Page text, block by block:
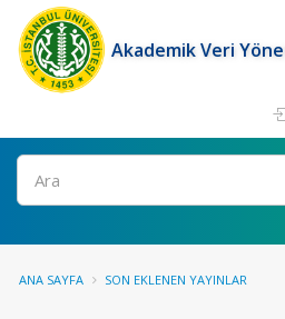
Akademik Veri
Ara
ANA SAYFA SON EKLENEN YAYINLAR